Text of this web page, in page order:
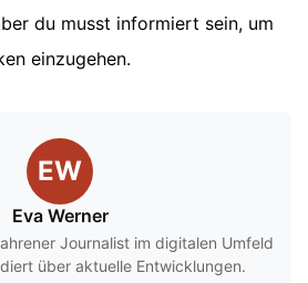
du musst informiert sein, um
einzugehen.
EW
Eva Werner
Journalist im digitalen Umfeld
über aktuelle Entwicklungen.